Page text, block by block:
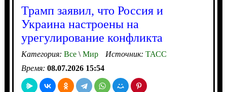
Трамп заявил, что Россия и
Украина настроены на
урегулирование конфликта
Категория: Все\Мир Источник: ТАСС
Время: 08.07.2026 15:54